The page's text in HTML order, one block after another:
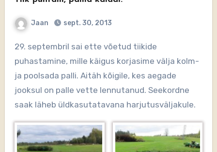
Jaan sept. 30, 2013
29. septembril sai ette võetud tiikide
puhastamine, mille käigus korjasime välja kolm-
ja poolsada palli. Aitäh kõigile, kes aegade
jooksul on palle vette lennutanud. Seekordne
saak läheb üldkasutatavana harjutusväljakule.